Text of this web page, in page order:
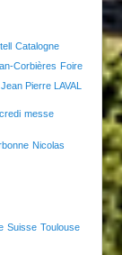
Catalogne
Corbières Foire
Jean Pierre LAVAL
messe
Nicolas
Suisse Toulouse